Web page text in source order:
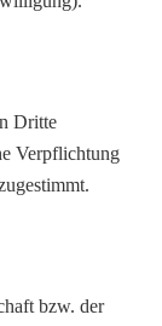
Dritte
Verpflichtung
bzw. der